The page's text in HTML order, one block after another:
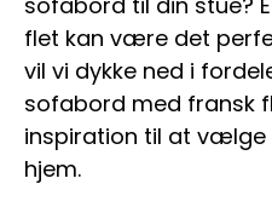
flet kan være det
vil vi dykke ned i
sofabord med fransk
inspiration til at
hjem.